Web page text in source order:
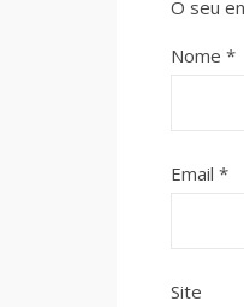
O seu
Nome *
Email *
Site